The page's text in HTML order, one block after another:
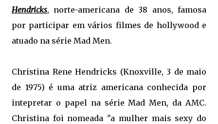
Hendricks, norte-americana de 38 anos, famosa
por participar em vários filmes de hollywood e
atuado na série Mad Men.
Christina Rene Hendricks (Knoxville, 3 de maio
de 1975) é uma atriz americana conhecida por
intepretar o papel na série Mad Men, da AMC.
Christina foi nomeada "a mulher mais sexy do